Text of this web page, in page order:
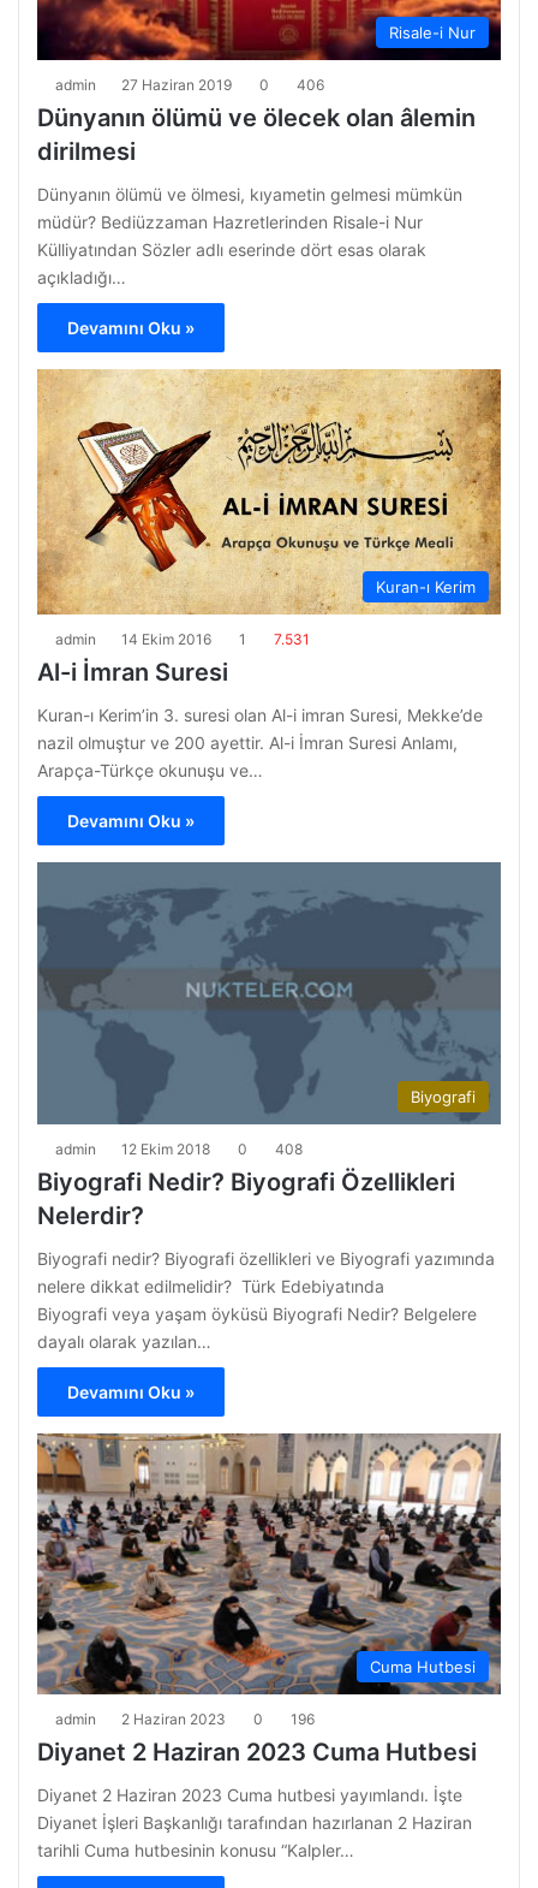
Risale-i Nur
admin 27 Haziran 2019 0 406
Dünyanın ölümü ve ölecek olan âlemin
dirilmesi
Dünyanın ölümü ve ölmesi, kıyametin gelmesi mümkün
müdür? Bediüzzaman Hazretlerinden Risale-i Nur
Külliyatından Sözler adlı eserinde dört esas olarak
açıkladığı…
Devamını Oku »
Kuran-ı Kerim
admin 14 Ekim 2016 1 7.531
Al-i İmran Suresi
Kuran-ı Kerim’in 3. suresi olan Al-i imran Suresi, Mekke’de
nazil olmuştur ve 200 ayettir. Al-i İmran Suresi Anlamı,
Arapça-Türkçe okunuşu ve…
Devamını Oku »
Biyografi
admin 12 Ekim 2018 0 408
Biyografi Nedir? Biyografi Özellikleri
Nelerdir?
Biyografi nedir? Biyografi özellikleri ve Biyografi yazımında
nelere dikkat edilmelidir? Türk Edebiyatında
Biyografi veya yaşam öyküsü Biyografi Nedir? Belgelere
dayalı olarak yazılan…
Devamını Oku »
Cuma Hutbesi
admin 2 Haziran 2023 0 196
Diyanet 2 Haziran 2023 Cuma Hutbesi
Diyanet 2 Haziran 2023 Cuma hutbesi yayımlandı. İşte
Diyanet İşleri Başkanlığı tarafından hazırlanan 2 Haziran
tarihli Cuma hutbesinin konusu “Kalpler…